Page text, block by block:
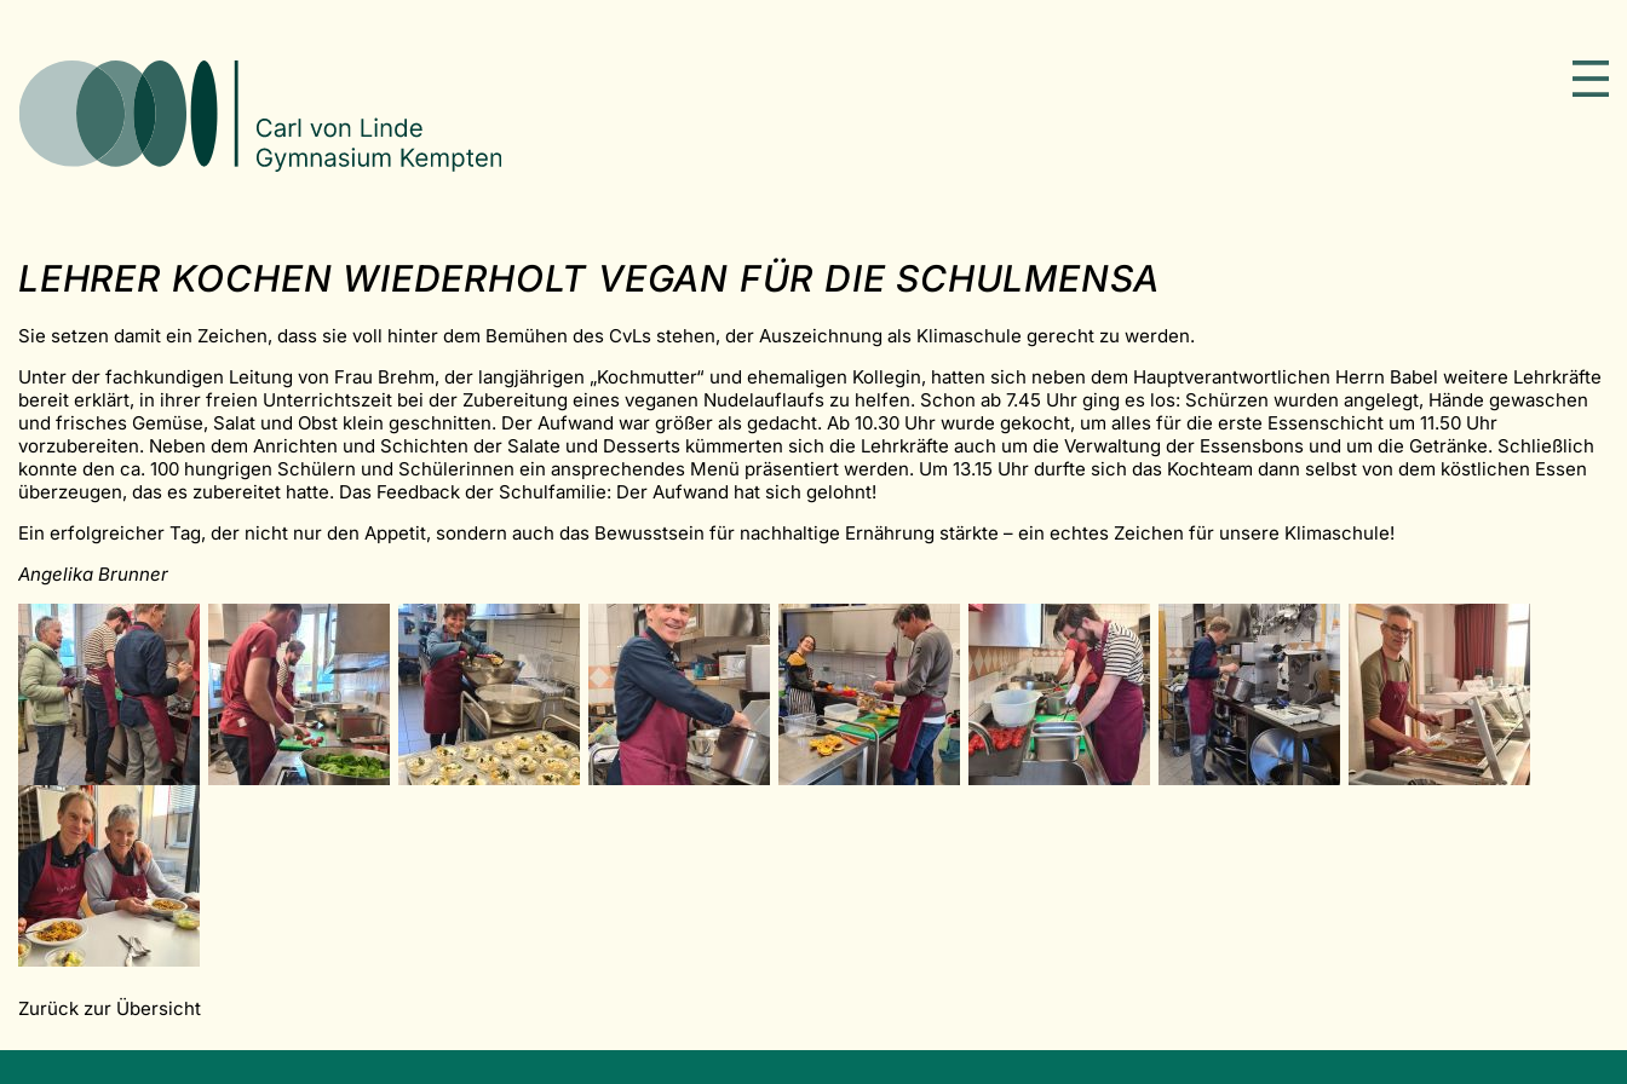
LEHRER KOCHEN WIEDERHOLT VEGAN FÜR DIE SCHULMENSA
Sie setzen damit ein Zeichen, dass sie voll hinter dem Bemühen des CvLs stehen, der Auszeichnung als Klimaschule gerecht zu werden.
Unter der fachkundigen Leitung von Frau Brehm, der langjährigen „Kochmutter“ und ehemaligen Kollegin, hatten sich neben dem Hauptverantwortlichen Herrn Babel weitere Lehrkräfte
bereit erklärt, in ihrer freien Unterrichtszeit bei der Zubereitung eines veganen Nudelauflaufs zu helfen. Schon ab 7.45 Uhr ging es los: Schürzen wurden angelegt, Hände gewaschen
und frisches Gemüse, Salat und Obst klein geschnitten. Der Aufwand war größer als gedacht. Ab 10.30 Uhr wurde gekocht, um alles für die erste Essenschicht um 11.50 Uhr
vorzubereiten. Neben dem Anrichten und Schichten der Salate und Desserts kümmerten sich die Lehrkräfte auch um die Verwaltung der Essensbons und um die Getränke. Schließlich
konnte den ca. 100 hungrigen Schülern und Schülerinnen ein ansprechendes Menü präsentiert werden. Um 13.15 Uhr durfte sich das Kochteam dann selbst von dem köstlichen Essen
überzeugen, das es zubereitet hatte. Das Feedback der Schulfamilie: Der Aufwand hat sich gelohnt!
Ein erfolgreicher Tag, der nicht nur den Appetit, sondern auch das Bewusstsein für nachhaltige Ernährung stärkte – ein echtes Zeichen für unsere Klimaschule!
Angelika Brunner
Zurück zur Übersicht